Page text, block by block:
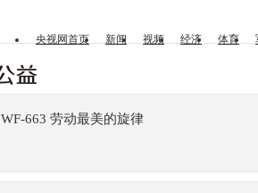
央视网首页 新闻 视频 经济 体育
WF-663 劳动最美的旋律